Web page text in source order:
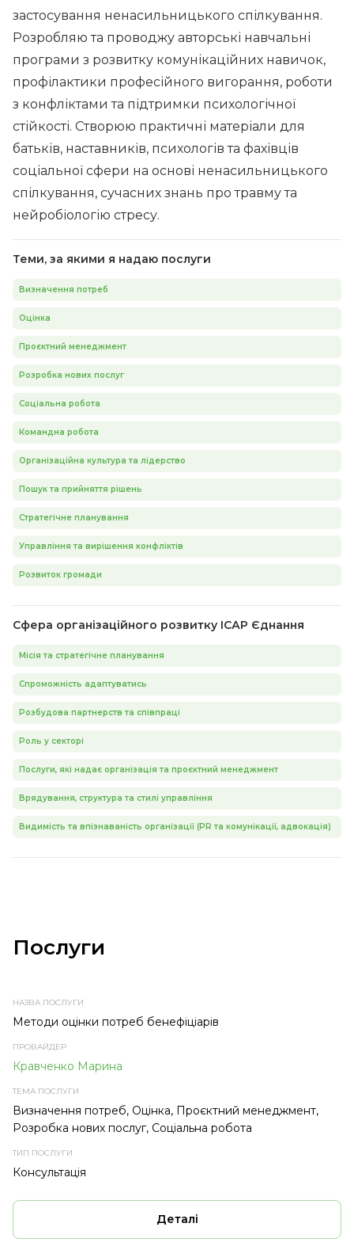
застосування ненасильницького спілкування.
Розробляю та проводжу авторські навчальні
програми з розвитку комунікаційних навичок,
профілактики професійного вигорання, роботи
з конфліктами та підтримки психологічної
стійкості. Створюю практичні матеріали для
батьків, наставників, психологів та фахівців
соціальної сфери на основі ненасильницького
спілкування, сучасних знань про травму та
нейробіологію стресу.
Теми, за якими я надаю послуги
Визначення потреб
Оцінка
Проєктний менеджмент
Розробка нових послуг
Соціальна робота
Командна робота
Організаційна культура та лідерство
Пошук та прийняття рішень
Стратегічне планування
Управління та вирішення конфліктів
Розвиток громади
Сфера організаційного розвитку ІСАР Єднання
Місія та стратегічне планування
Спроможність адаптуватись
Розбудова партнерств та співпраці
Роль у секторі
Послуги, які надає організація та проєктний менеджмент
Врядування, структура та стилі управління
Видимість та впізнаваність організації (PR та комунікації, адвокація)
Послуги
НАЗВА ПРОВАЙДЕР
Методи оцінки потреб бенефіціарів
Кравченко Марина
Визначення потреб, Оцінка, Проєктний менеджмент,
Розробка нових послуг, Соціальна робота
Консультація
Деталі